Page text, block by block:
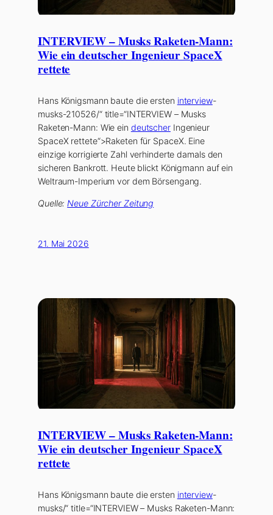
INTERVIEW – Musks Raketen-Mann:
Wie ein deutscher Ingenieur SpaceX
rettete
Hans Königsmann baute die ersten interview-
musks-210526/“ title=“INTERVIEW – Musks
Raketen-Mann: Wie ein deutscherIngenieur
SpaceX rettete“>Raketen für SpaceX. Eine
einzige korrigierte Zahl verhinderte damals den
sicheren Bankrott. Heute blickt Königmann auf ein
Weltraum-Imperium vor dem Börsengang.
Quelle: Neue Zürcher Zeitung
21. Mai 2026
INTERVIEW – Musks Raketen-Mann:
Wie ein deutscher Ingenieur SpaceX
rettete
Hans Königsmann baute die ersten interview-
musks/“ title=“INTERVIEW – Musks Raketen-Mann: